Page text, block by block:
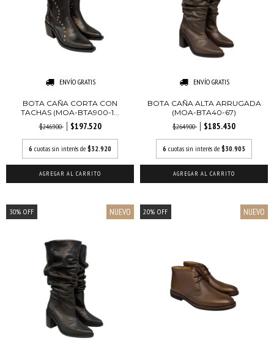
ENVÍO GRATIS
BOTA CAÑA CORTA CON
TACHAS (MOA-BTA900-1...
$246.900
$197.520
6 cuotas sin interés de $32.920
AGREGAR AL CARRITO
ENVÍO GRATIS
BOTA CAÑA ALTA ARRUGADA
(MOA-BTA40-67)
$264.900
$185.430
6 cuotas sin interés de $30.905
AGREGAR AL CARRITO
30% OFF NUEVO 20% OFF NUEVO